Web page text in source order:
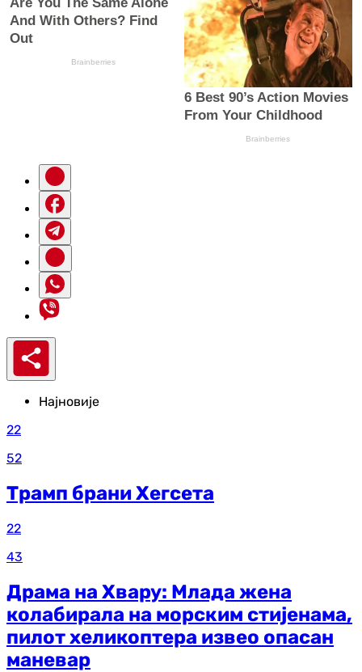
Најновије
22
52
Трамп брани Хегсета
22
43
Драма на Хвару: Млада жена
колабирала на морским стијенама,
пилот хеликоптера извео опасан
маневар